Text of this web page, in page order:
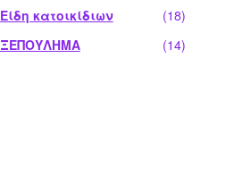
Είδη κατοικίδιων
(18)
ΞΕΠΟΥΛΗΜΑ
(14)